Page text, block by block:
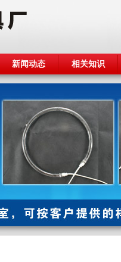
新闻动态 相关知识